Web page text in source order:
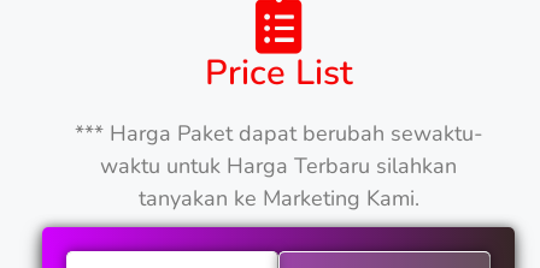
Price List
*** Harga Paket dapat berubah sewaktu-
waktu untuk Harga Terbaru silahkan
tanyakan ke Marketing Kami.